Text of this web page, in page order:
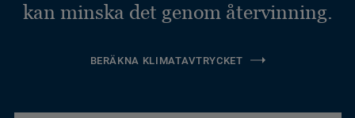
kan minska det genom återvinning.
BERÄKNA KLIMATAVTRYCKET